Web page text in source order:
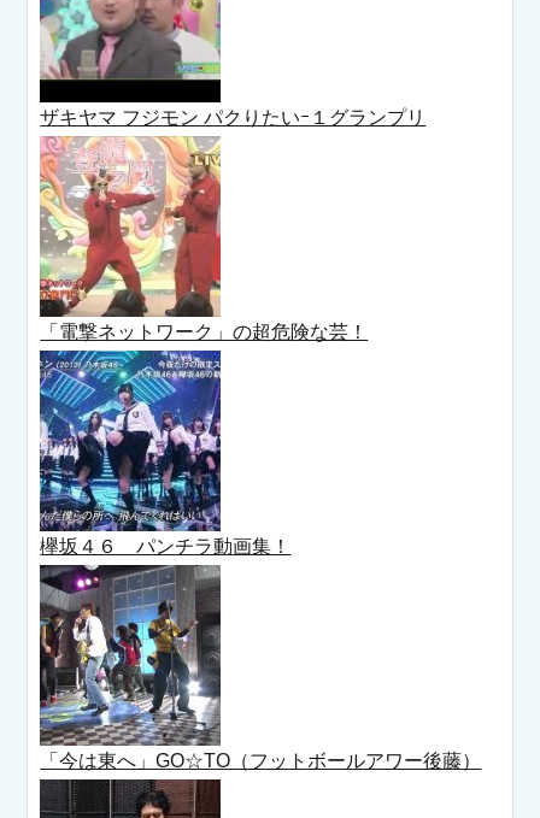
ザキヤマ フジモン パクりたいｰ１グランプリ
「電撃ネットワーク」の超危険な芸！
欅坂４６ パンチラ動画集！
「今は東へ」GO☆TO（フットボールアワー後藤）